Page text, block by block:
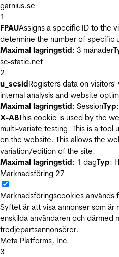
garnius.se
1
FPAUAssigns a specific ID to the
determine the number of specific
Maximal lagringstid: 3 månader
sc-static.net
2
u_scsidRegisters data on
internal analysis and website
Maximal lagringstid: SessionTyp
X-ABThis cookie is used by the
multi-variate testing. This is a
on the website. This allows the
variation/edition of the site.
Maximal lagringstid: 1 dagTyp:
Marknadsföring 27
Marknadsföringscookies
Syftet är att visa annonser som
enskilda användaren och därmed
tredjepartsannonsörer.
Meta Platforms, Inc.
3